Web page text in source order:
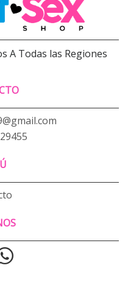
A Todas las Regiones